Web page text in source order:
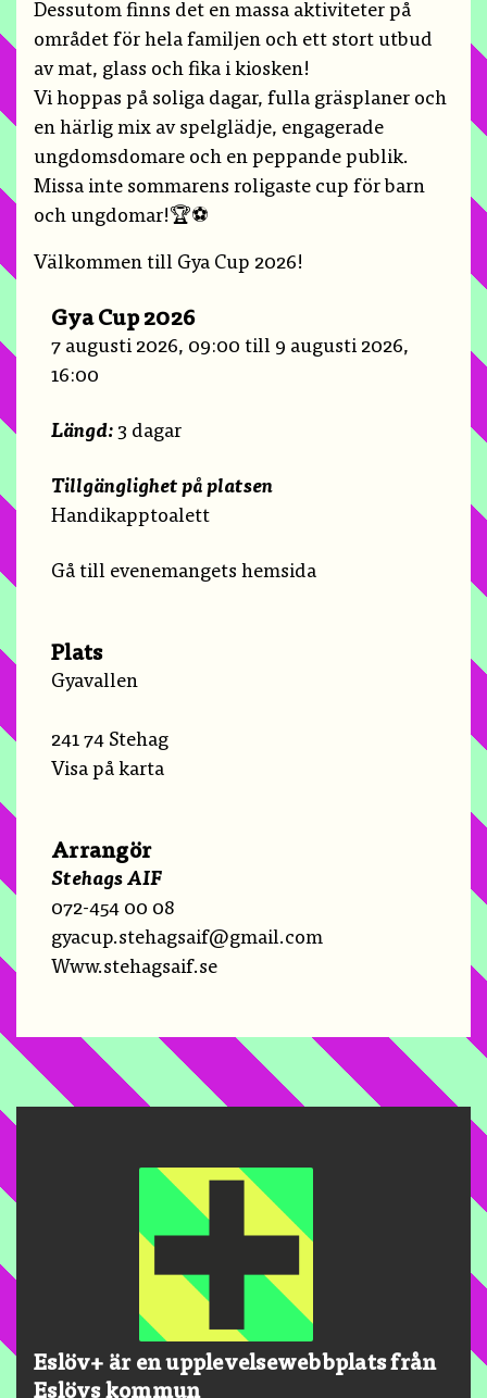
Dessutom finns det en massa aktiviteter på
området för hela familjen och ett stort utbud
av mat, glass och fika i kiosken!
Vi hoppas på soliga dagar, fulla gräsplaner och
en härlig mix av spelglädje, engagerade
ungdomsdomare och en peppande publik.
Missa inte sommarens roligaste cup för barn
och ungdomar!🏆⚽️
Välkommen till Gya Cup 2026!
Gya Cup 2026
7 augusti 2026, 09:00 till 9 augusti 2026,
16:00
Längd: 3 dagar
Tillgänglighet på platsen
Handikapptoalett
Gå till evenemangets hemsida
Plats
Gyavallen
241 74 Stehag
Visa på karta
Arrangör
Stehags AIF
072-454 00 08
gyacup.stehagsaif@gmail.com
Www.stehagsaif.se
Eslöv+ är en upplevelsewebbplats från
Eslövs kommun